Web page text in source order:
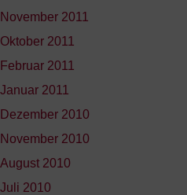
November 2011
Oktober 2011
Februar 2011
Januar 2011
Dezember 2010
November 2010
August 2010
Juli 2010